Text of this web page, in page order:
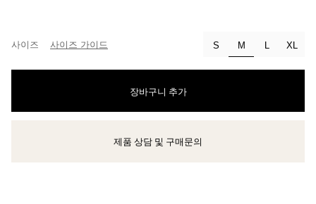
사이즈 사이즈 가이드 S M선택됨L XL
장바구니 추가
클라이언트 어드바이저에게 문의하거나 예약하세요
제품 상담 및 구매문의